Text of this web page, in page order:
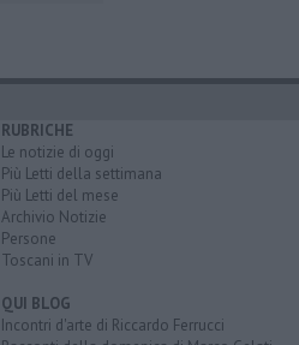
RUBRICHE
Le notizie di oggi
Più Letti della settimana
Più Letti del mese
Archivio Notizie
Persone
Toscani in TV
QUI BLOG
Incontri d'arte di Riccardo Ferrucci